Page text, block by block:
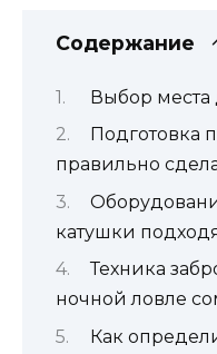
Содержание
Выбор места
Подготовка
правильно
катушки
Техника
ночной ловле
Как